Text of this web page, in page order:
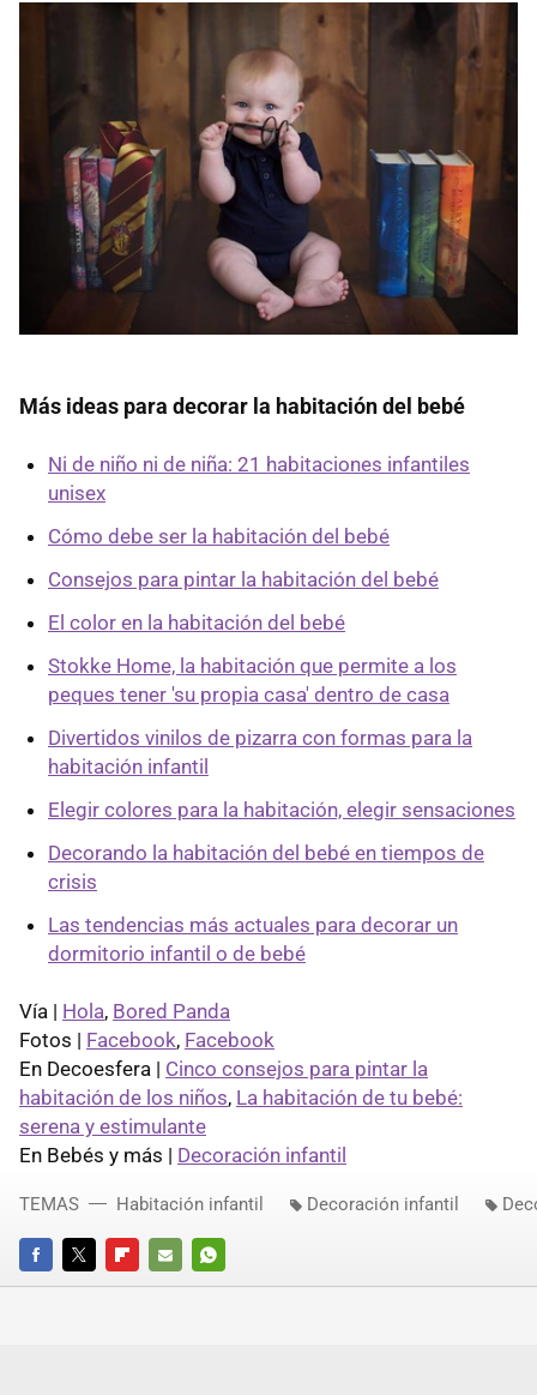
Más ideas para decorar la habitación del bebé
Ni de niño ni de niña: 21 habitaciones infantiles
unisex
Cómo debe ser la habitación del bebé
Consejos para pintar la habitación del bebé
El color en la habitación del bebé
Stokke Home, la habitación que permite a los
peques tener 'su propia casa' dentro de casa
Divertidos vinilos de pizarra con formas para la
habitación infantil
Elegir colores para la habitación, elegir sensaciones
Decorando la habitación del bebé en tiempos de
crisis
Las tendencias más actuales para decorar un
dormitorio infantil o de bebé
Vía | Hola, Bored Panda
Fotos | Facebook, Facebook
En Decoesfera | Cinco consejos para pintar la
habitación de los niños, La habitación de tu bebé:
serena y estimulante
En Bebés y más | Decoración infantil
FACEBOOKTWITTERFLIPBOARD
E-
WHATSAPP
TEMAS Habitación infantil Decoración infantil